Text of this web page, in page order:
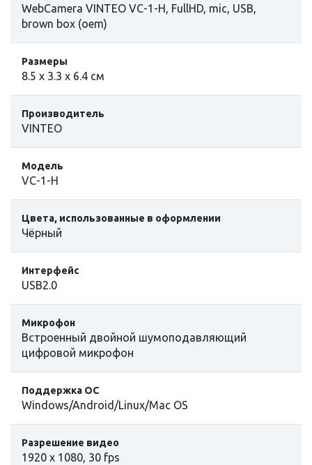
WebCamera VINTEO VC-1-H, FullHD, mic, USB,
brown box (oem)
Размеры
8.5 х 3.3 х 6.4 см
Производитель
VINTEO
Модель
VC-1-H
Цвета, использованные в оформлении
Чёрный
Интерфейс
USB2.0
Микрофон
Встроенный двойной шумоподавляющий
цифровой микрофон
Поддержка ОС
Windows/Android/Linux/Mac OS
Разрешение видео
1920 х 1080, 30 fps